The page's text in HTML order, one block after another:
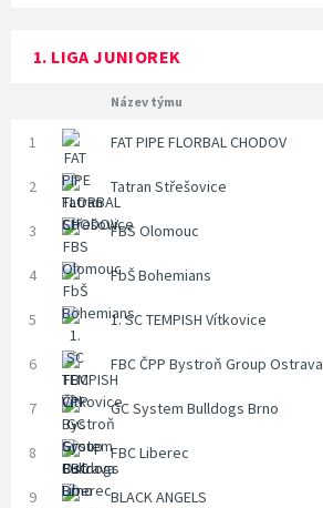
1. LIGA JUNIOREK
Název týmu
1 FAT PIPE FLORBAL CHODOV
2 Tatran Střešovice
3 FBS Olomouc
4 FbŠ Bohemians
5 1. SC TEMPISH Vítkovice
6 FBC ČPP Bystroň Group Ostrava
7 GC System Bulldogs Brno
8 FBC Liberec
9 BLACK ANGELS